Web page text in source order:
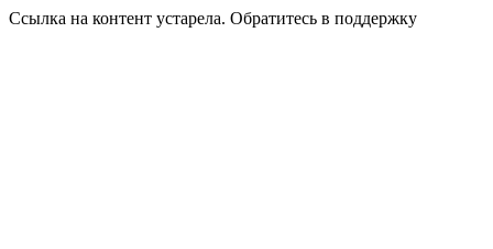
Ссылка на контент устарела. Обратитесь в поддержку